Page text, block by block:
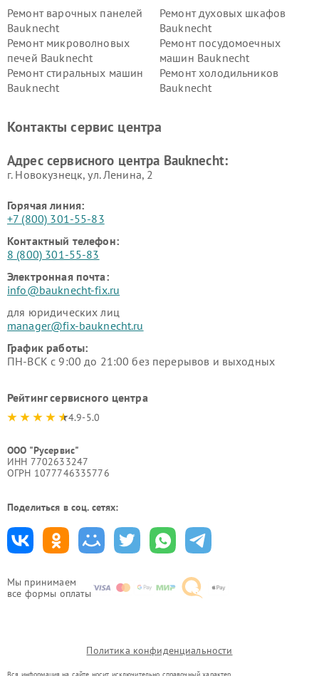
Мы принимаем
все формы оплаты
Ремонт варочных панелей
Bauknecht
Ремонт духовых шкафов
Bauknecht
Ремонт микроволновых
печей Bauknecht
Ремонт посудомоечных
машин Bauknecht
Ремонт стиральных машин
Bauknecht
Ремонт холодильников
Bauknecht
Контакты сервис центра
Адрес сервисного центра Bauknecht:
г. Новокузнецк, ул. Ленина, 2
Горячая линия:
+7 (800) 301-55-83
Контактный телефон:
8 (800) 301-55-83
Электронная почта:
info@bauknecht-fix.ru
для юридических лиц
manager@fix-bauknecht.ru
График работы:
ПН-ВСК с 9:00 до 21:00 без перерывов и выходных
Рейтинг сервисного центра
4.9-5.0
ООО "Русервис"
ИНН 7702633247
ОГРН 1077746335776
Поделиться в соц. сетях:
Политика конфиденциальности
Вся информация на сайте носит исключительно справочный характер.